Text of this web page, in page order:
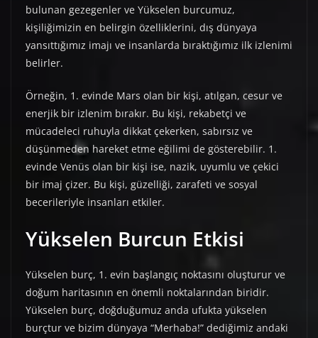
bulunan gezegenler ve Yükselen burcumuz,
kişiliğimizin en belirgin özelliklerini, dış dünyaya
yansıttığımız imajı ve insanlarda bıraktığımız ilk izlenimi
belirler.
Örneğin, 1. evinde Mars olan bir kişi, atılgan, cesur ve
enerjik bir izlenim bırakır. Bu kişi, rekabetçi ve
mücadeleci ruhuyla dikkat çekerken, sabırsız ve
düşünmeden hareket etme eğilimi de gösterebilir. 1.
evinde Venüs olan bir kişi ise, nazik, uyumlu ve çekici
bir imaj çizer. Bu kişi, güzelliği, zarafeti ve sosyal
becerileriyle insanları etkiler.
Yükselen Burcun Etkisi
Yükselen burç, 1. evin başlangıç noktasını oluşturur ve
doğum haritasının en önemli noktalarından biridir.
Yükselen burç, doğduğumuz anda ufukta yükselen
burçtur ve bizim dünyaya “Merhaba!” dediğimiz andaki